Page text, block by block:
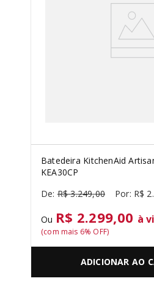
Batedeira KitchenAid
KEA30CP
R$ 3.249,00 R$ 2.
Ou R$ 2.299,00 à
(com mais 6% OFF)
ADICIONAR AO